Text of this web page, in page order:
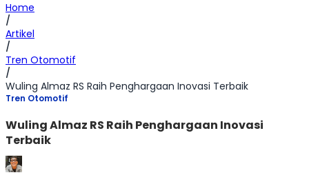
Home
/
Artikel
/
Tren Otomotif
/
Wuling Almaz RS Raih Penghargaan Inovasi Terbaik
Tren Otomotif
Wuling Almaz RS Raih Penghargaan Inovasi
Terbaik